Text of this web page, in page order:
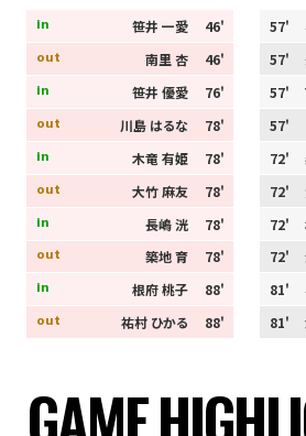
in 笹井 一愛 46'
out 南里 杏 46'
in 笹井 優愛 76'
out 川島 はるな 78'
in 木竜 有姫 78'
out 大竹 麻友 78'
in 長嶋 洸 78'
out 築地 育 78'
in 根府 桃子 88'
out 祐村 ひかる 88'
57'
57'
57'
57'
72'
72'
72'
72'
81'
81'